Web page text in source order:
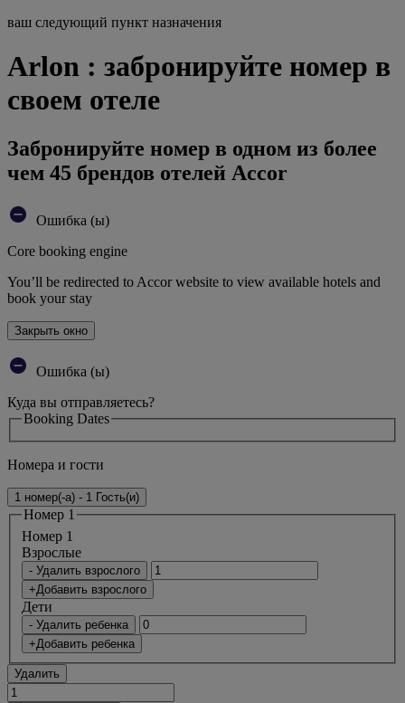
ваш следующий пункт назначения
Arlon : забронируйте номер в
своем отеле
Забронируйте номер в одном из более
чем 45 брендов отелей Accor
Ошибка (ы)
Core booking engine
You’ll be redirected to Accor website to view available hotels and
book your stay
Закрыть окно
Ошибка (ы)
Куда вы отправляетесь?
Booking Dates
Номера и гости
1 номер(-а) - 1 Гость(и)
Номер 1
Номер 1
Bзрослые
- Удалить взрослого
+Добавить взрослого
Дети
- Удалить ребенка
+Добавить ребенка
Удалить